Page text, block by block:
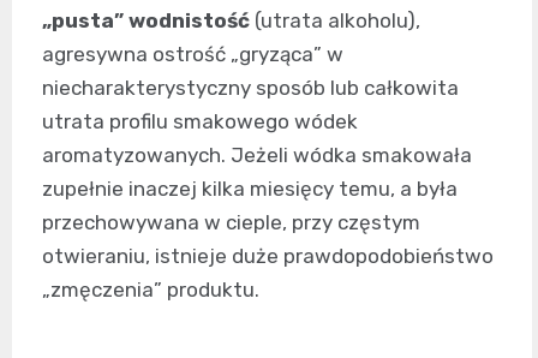
„pusta” wodnistość (utrata alkoholu),
agresywna ostrość „gryząca” w
niecharakterystyczny sposób lub całkowita
utrata profilu smakowego wódek
aromatyzowanych. Jeżeli wódka smakowała
zupełnie inaczej kilka miesięcy temu, a była
przechowywana w cieple, przy częstym
otwieraniu, istnieje duże prawdopodobieństwo
„zmęczenia” produktu.